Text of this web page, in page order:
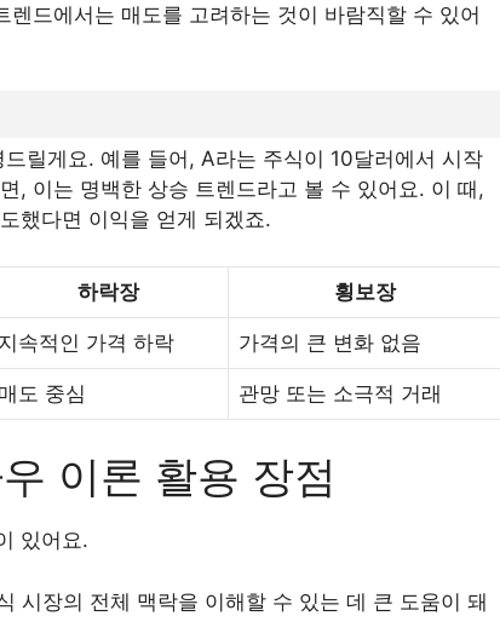
드에서는 매도를 고려하는 것이 바람직할 수 있어
릴게요. 예를 들어, A라는 주식이 10달러에서 시작
, 이는 명백한 상승 트렌드라고 볼 수 있어요. 이 때,
했다면 이익을 얻게 되겠죠.
하락장 횡보장
지속적인 가격 하락 가격의 큰 변화 없음
매도 중심 관망 또는 소극적 거래
이론 활용 장점
있어요.
시장의 전체 맥락을 이해할 수 있는 데 큰 도움이 돼